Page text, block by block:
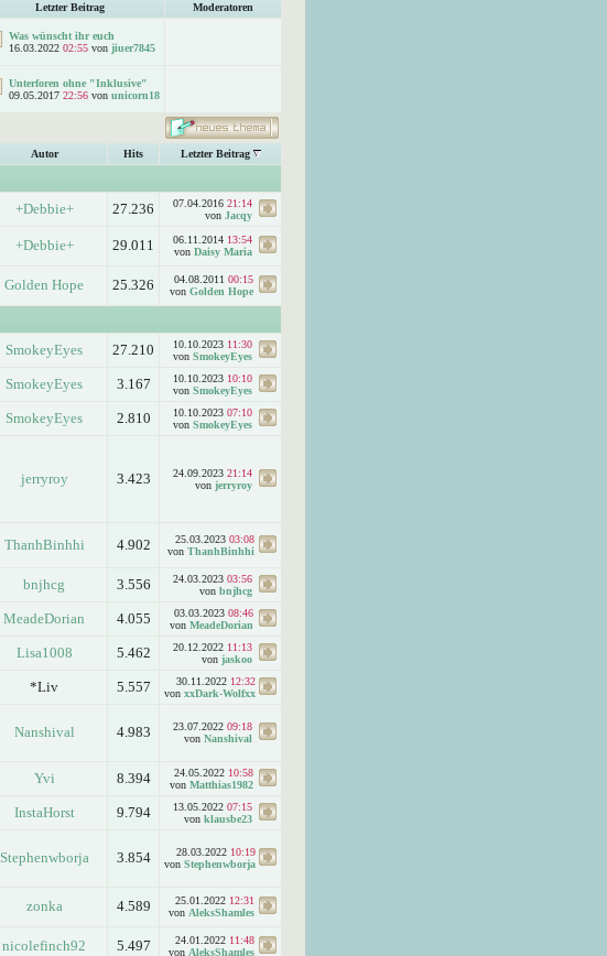
Letzter Beitrag Moderatoren
Was wünscht ihr euch
16.03.2022 02:55 von jiuer7845
Unterforen ohne "Inklusive"
09.05.2017 22:56 von unicorn18
Autor Hits Letzter Beitrag
+Debbie+ 27.236 07.04.2016 21:14
von Jacqy
+Debbie+ 29.011 06.11.2014 13:54
von Daisy Maria
Golden Hope 25.326 04.08.2011 00:15
von Golden Hope
SmokeyEyes 27.210 10.10.2023 11:30
von SmokeyEyes
SmokeyEyes 3.167 10.10.2023 10:10
von SmokeyEyes
SmokeyEyes 2.810 10.10.2023 07:10
von SmokeyEyes
jerryroy 3.423 24.09.2023 21:14
von jerryroy
ThanhBinhhi 4.902 25.03.2023 03:08
von ThanhBinhhi
bnjhcg 3.556 24.03.2023 03:56
von bnjhcg
MeadeDorian 4.055 03.03.2023 08:46
von MeadeDorian
Lisa1008 5.462 20.12.2022 11:13
von jaskoo
*Liv 5.557 30.11.2022 12:32
von xxDark-Wolfxx
Nanshival 4.983 23.07.2022 09:18
von Nanshival
Yvi 8.394 24.05.2022 10:58
von Matthias1982
InstaHorst 9.794 13.05.2022 07:15
von klausbe23
Stephenwborja 3.854 28.03.2022 10:19
von Stephenwborja
zonka 4.589 25.01.2022 12:31
von AleksShamles
nicolefinch92 5.497 24.01.2022 11:48
von AleksShamles